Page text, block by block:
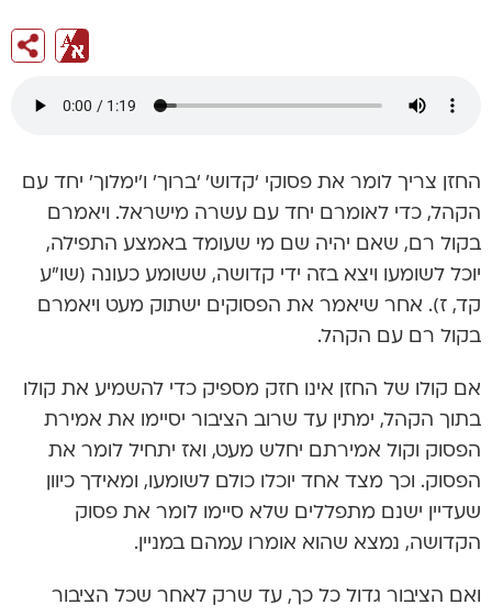
החזן צריך לומר את פסוקי ‘קדוש’ ‘ברוך’ ו’ימלוך’ יחד עם
הקהל, כדי לאומרם יחד עם עשרה מישראל. ויאמרם
בקול רם, שאם יהיה שם מי שעומד באמצע התפילה,
יוכל לשומעו ויצא בזה ידי קדושה, ששומע כעונה (שו”ע
קד, ז). אחר שיאמר את הפסוקים ישתוק מעט ויאמרם
בקול רם עם הקהל.
אם קולו של החזן אינו חזק מספיק כדי להשמיע את קולו
בתוך הקהל, ימתין עד שרוב הציבור יסיימו את אמירת
הפסוק וקול אמירתם יחלש מעט, ואז יתחיל לומר את
הפסוק. וכך מצד אחד יוכלו כולם לשומעו, ומאידך כיוון
שעדיין ישנם מתפללים שלא סיימו לומר את פסוק
הקדושה, נמצא שהוא אומרו עמהם במניין.
ואם הציבור גדול כל כך, עד שרק לאחר שכל הציבור